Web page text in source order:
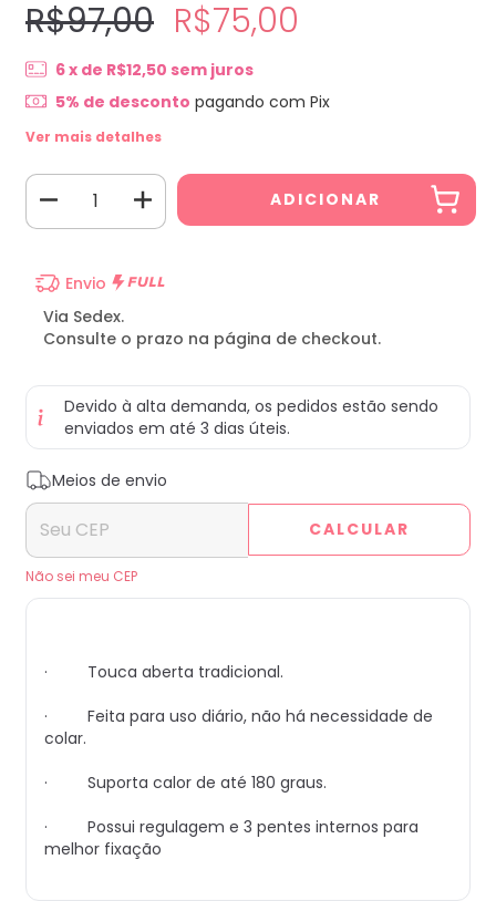
R$97,00 R$75,00
6x de R$12,50 sem juros
5% de desconto pagando com Pix
Ver mais detalhes
Envio
Via Sedex.
Consulte o prazo na página de checkout.
Devido à alta demanda, os pedidos estão sendo
enviados em até 3 dias úteis.
Entregas para o CEP:
Meios de envio
CALCULAR
Não sei meu CEP
· Touca aberta tradicional.
· Feita para uso diário, não há necessidade de
colar.
· Suporta calor de até 180 graus.
· Possui regulagem e 3 pentes internos para
melhor fixação